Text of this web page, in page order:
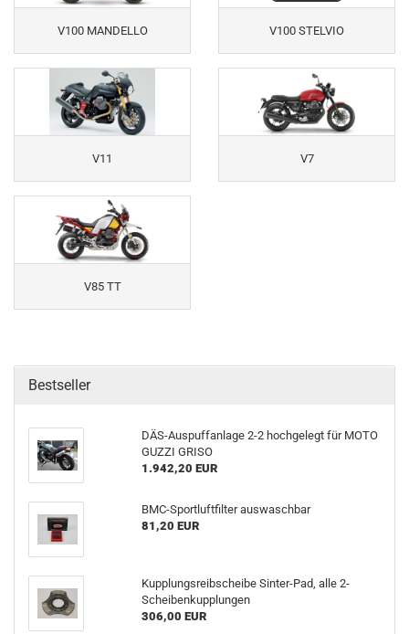
V100 MANDELLO V100 STELVIO
V11 V7
V85 TT
Bestseller
DÄS-​Auspuffanlage 2-2 hoch­ge­legt für MOTO
GUZZI GRISO
1.942,20 EUR
BMC-​Sportluftfilter aus­wasch­bar
81,20 EUR
Kupp­lungs­reib­schei­be Sinter-​Pad, alle 2-​
Scheibenkupplungen
306,00 EUR